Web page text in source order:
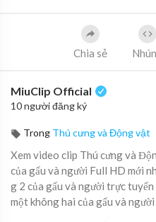
Chia sẻ
MiuClip Official
10 người đăng ký
Trong Thú cưng và Động vật
Xem video clip Thú cưng và
của gấu và người Full HD mới
g 2 của gấu và người trực
một không hai của gấu và